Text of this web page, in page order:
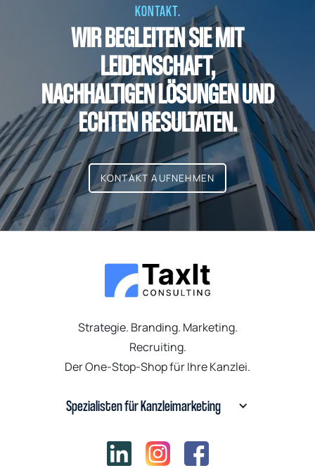
KONTAKT.
WIR BEGLEITEN SIE MIT
LEIDENSCHAFT,
NACHHALTIGEN LÖSUNGEN UND
ECHTEN RESULTATEN.
KONTAKT AUFNEHMEN
Strategie. Branding. Marketing.
Recruiting.
Der One-Stop-Shop für Ihre Kanzlei.
Spezialisten für Kanzleimarketing